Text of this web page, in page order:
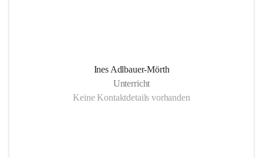
Ines Adlbauer-Mörth
Unterricht
Keine Kontaktdetails vorhanden